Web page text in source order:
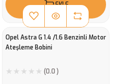
EKLE
Opel Astra G 1.4 /1.6 Benzinli Motor
Ateşleme Bobini
(0.0 )